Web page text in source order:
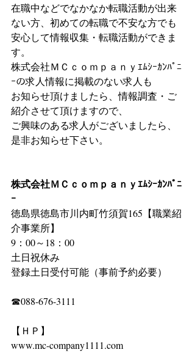
在職中などでなかなか転職活動が出来
ない方、初めての転職で不安な方でも
安心して情報収集・転職活動ができま
す。
株式会社ＭＣｃｏｍｐａｎｙｴﾑｼｰｶﾝﾊﾟﾆ
ｰの求人情報に掲載のない求人も
お知らせ頂けましたら、情報調査・ご
紹介させて頂けますので、
ご興味のある求人がございましたら、
是非お知らせ下さい。
株式会社ＭＣｃｏｍｐａｎｙｴﾑｼｰｶﾝﾊﾟﾆ
ｰ
徳島県徳島市川内町竹須賀165【職業紹
介事業所】
9：00～18：00
土日祝休み
登録土日受付可能（事前予約必要）
☎088-676-3111
【ＨＰ】
www.mc-company1111.com